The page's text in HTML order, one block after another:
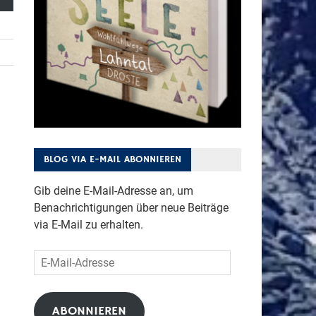
BLOG VIA E-MAIL ABONNIEREN
Gib deine E-Mail-Adresse an, um
Benachrichtigungen über neue Beiträge
via E-Mail zu erhalten.
E-
Mail-
Adresse
ABONNIEREN